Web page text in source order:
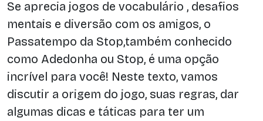
Se aprecia jogos de vocabulário , desafios
mentais e diversão com os amigos, o
Passatempo da Stop,também conhecido
como Adedonha ou Stop, é uma opção
incrível para você! Neste texto, vamos
discutir a origem do jogo, suas regras, dar
algumas dicas e táticas para ter um